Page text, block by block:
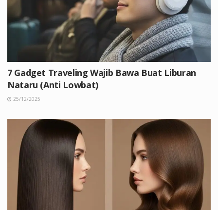
7 Gadget Traveling Wajib Bawa Buat Liburan
Nataru (Anti Lowbat)
25/12/2025